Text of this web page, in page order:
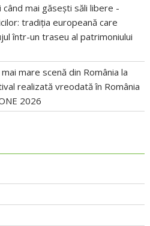
mai găsești săli libere -
tradiția europeană care
într-un traseu al patrimoniului
mare scenă din România la
realizată vreodată în România
2026